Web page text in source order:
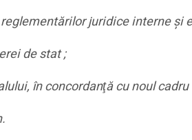
juridice interne şi
de stat ;
în concordanţă cu noul